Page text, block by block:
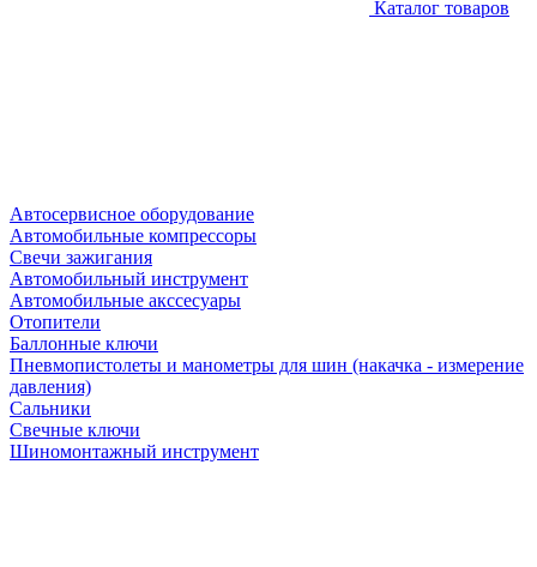
Каталог товаров
Автосервисное оборудование
Автомобильные компрессоры
Свечи зажигания
Автомобильный инструмент
Автомобильные акссесуары
Отопители
Баллонные ключи
Пневмопистолеты и манометры для шин (накачка - измерение
давления)
Сальники
Свечные ключи
Шиномонтажный инструмент